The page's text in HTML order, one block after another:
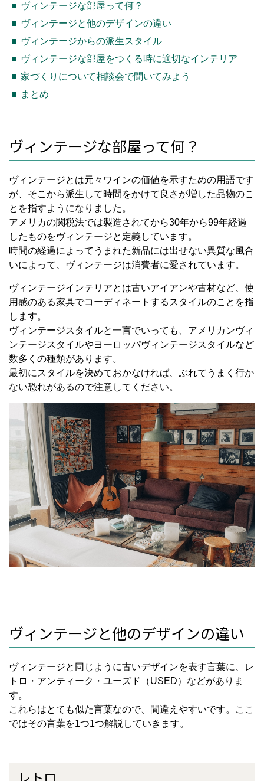
ヴィンテージな部屋って何？
ヴィンテージと他のデザインの違い
ヴィンテージからの派生スタイル
ヴィンテージな部屋をつくる時に適切なインテリア
家づくりについて相談会で聞いてみよう
まとめ
ヴィンテージな部屋って何？
ヴィンテージとは元々ワインの価値を示すための用語です
が、そこから派生して時間をかけて良さが増した品物のこ
とを指すようになりました。
アメリカの関税法では製造されてから30年から99年経過
したものをヴィンテージと定義しています。
時間の経過によってうまれた新品には出せない異質な風合
いによって、ヴィンテージは消費者に愛されています。
ヴィンテージインテリアとは古いアイアンや古材など、使
用感のある家具でコーディネートするスタイルのことを指
します。
ヴィンテージスタイルと一言でいっても、アメリカンヴィ
ンテージスタイルやヨーロッパヴィンテージスタイルなど
数多くの種類があります。
最初にスタイルを決めておかなければ、ぶれてうまく行か
ない恐れがあるので注意してください。
ヴィンテージと他のデザインの違い
ヴィンテージと同じように古いデザインを表す言葉に、レ
トロ・アンティーク・ユーズド（USED）などがありま
す。
これらはとても似た言葉なので、間違えやすいです。ここ
ではその言葉を1つ1つ解説していきます。
レトロ